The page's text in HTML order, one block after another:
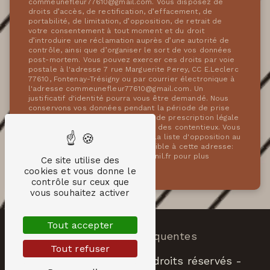
commeunefleur77610@gmail.com. Vous disposez de
droits d’accès, de rectification, d’effacement, de
portabilité, de limitation, d’opposition, de retrait de
votre consentement à tout moment et du droit
d’introduire une réclamation auprès d’une autorité de
contrôle, ainsi que d’organiser le sort de vos données
post-mortem. Vous pouvez exercer ces droits par voie
postale à l'adresse 7 rue Marguerite Perey, CC E.Leclerc
77610, Fontenay-Trésigny ou par courrier électronique à
l'adresse commeunefleur77610@gmail.com. Un
justificatif d'identité pourra vous être demandé. Nous
conservons vos données pendant la période de prise
de contact puis pendant la durée de prescription légale
aux fins probatoires et de gestion des contentieux. Vous
avez le droit de vous inscrire sur la liste d'opposition au
démarchage téléphonique, disponible à cette adresse:
Bloctel.gouv.fr . Consultez le site cnil.fr pour plus
d’informations sur vos droits.
Recherches fréquentes
©Vistalid- 2026 - Tous droits réservés -
Ce site utilise des
cookies et vous donne le
contrôle sur ceux que
vous souhaitez activer
Tout accepter
Tout refuser